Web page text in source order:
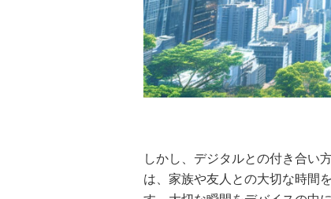
しかし、デジタルとの付き合い
は、家族や友人との大切な時間